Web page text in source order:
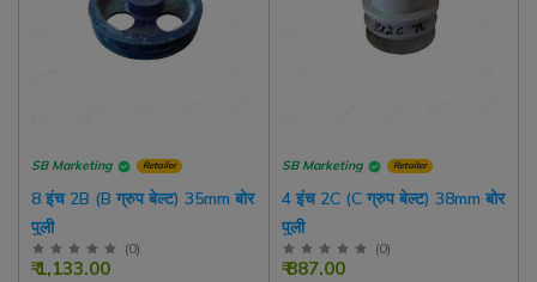
SB Marketing Retailer
8 इंच 2B (B ग्रुप बेल्ट) 35mm बोर
पुली
(0)
₹ 1,133.00
SB Marketing Retailer
4 इंच 2C (C ग्रुप बेल्ट) 38mm बोर
पुली
(0)
₹ 887.00